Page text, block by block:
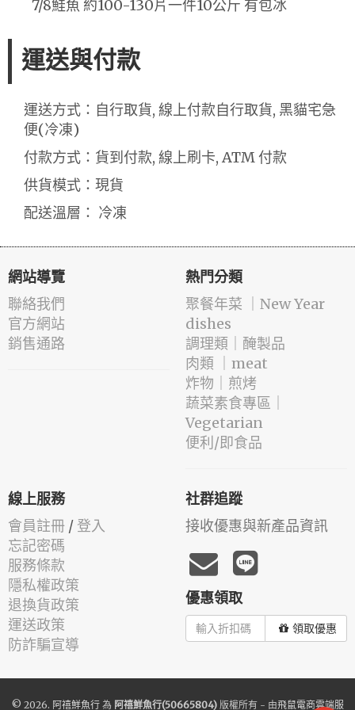
7/8鮭魚 約100-130片一件10公斤 有包冰
運送與付款
運送方式：自行取貨, 線上付款自行取貨, 黑貓宅急
便(冷凍)
付款方式：貨到付款, 線上刷卡, ATM 付款
供貨模式：現貨
配送溫層： 冷凍
網站導覽
聯絡我們
官方網站
銷售通路
熱門分類
️聚餐年菜 ｜New Year
dishes
️調理類｜醃製品
肉類 ｜meat
️炸物｜煎烤
蔬菜素食專區｜
Vegetarian
便利/即食品
線上服務
會員註冊 / 登入
忘記密碼
服務條款
隱私權政策
退換貨政策
運送政策
防詐騙宣導
社群追蹤
接收優惠與新產品資訊
優惠領取
領取優惠
© 2026. 阿禧鮮魚行為 阿禧鮮魚行(50665804)版權所有 - 由飛鼠電商雲端服